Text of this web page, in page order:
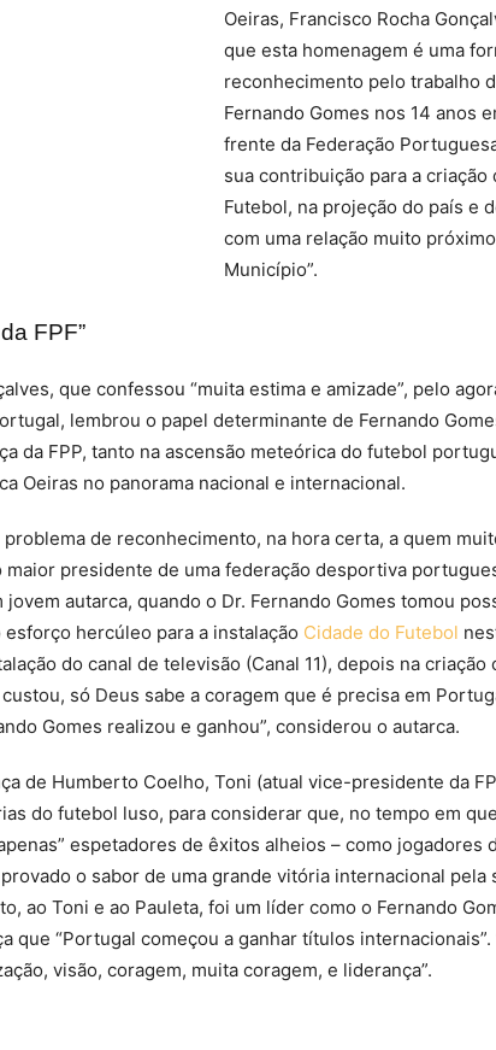
Oeiras, Francisco Rocha
que esta homenagem é uma
reconhecimento pelo trabalho
Fernando Gomes nos 14 anos
frente da Federação
sua contribuição para a criação
Futebol, na projeção do país e
com uma relação muito
Município”.
FPF”
que confessou “muita estima e amizade”, pelo
lembrou o papel determinante de Fernando
da FPP, tanto na ascensão meteórica do futebol
Oeiras no panorama nacional e internacional.
problema de reconhecimento, na hora certa, a quem
maior presidente de uma federação desportiva
jovem autarca, quando o Dr. Fernando Gomes tomou
esforço hercúleo para a instalação Cidade do Futebol
do canal de televisão (Canal 11), depois na criação
só Deus sabe a coragem que é precisa em
Gomes realizou e ganhou”, considerou o autarca.
de Humberto Coelho, Toni (atual vice-presidente da
do futebol luso, para considerar que, no tempo em
espetadores de êxitos alheios – como jogadores
o sabor de uma grande vitória internacional pela
ao Toni e ao Pauleta, foi um líder como o Fernando
que “Portugal começou a ganhar títulos internacionais”.
visão, coragem, muita coragem, e liderança”.